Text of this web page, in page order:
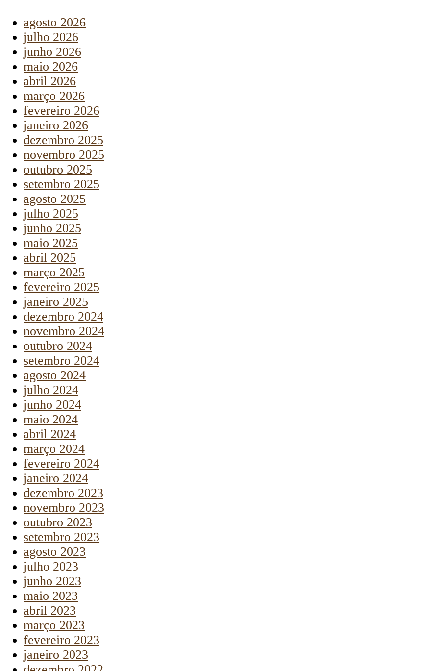
agosto 2026
julho 2026
junho 2026
maio 2026
abril 2026
março 2026
fevereiro 2026
janeiro 2026
dezembro 2025
novembro 2025
outubro 2025
setembro 2025
agosto 2025
julho 2025
junho 2025
maio 2025
abril 2025
março 2025
fevereiro 2025
janeiro 2025
dezembro 2024
novembro 2024
outubro 2024
setembro 2024
agosto 2024
julho 2024
junho 2024
maio 2024
abril 2024
março 2024
fevereiro 2024
janeiro 2024
dezembro 2023
novembro 2023
outubro 2023
setembro 2023
agosto 2023
julho 2023
junho 2023
maio 2023
abril 2023
março 2023
fevereiro 2023
janeiro 2023